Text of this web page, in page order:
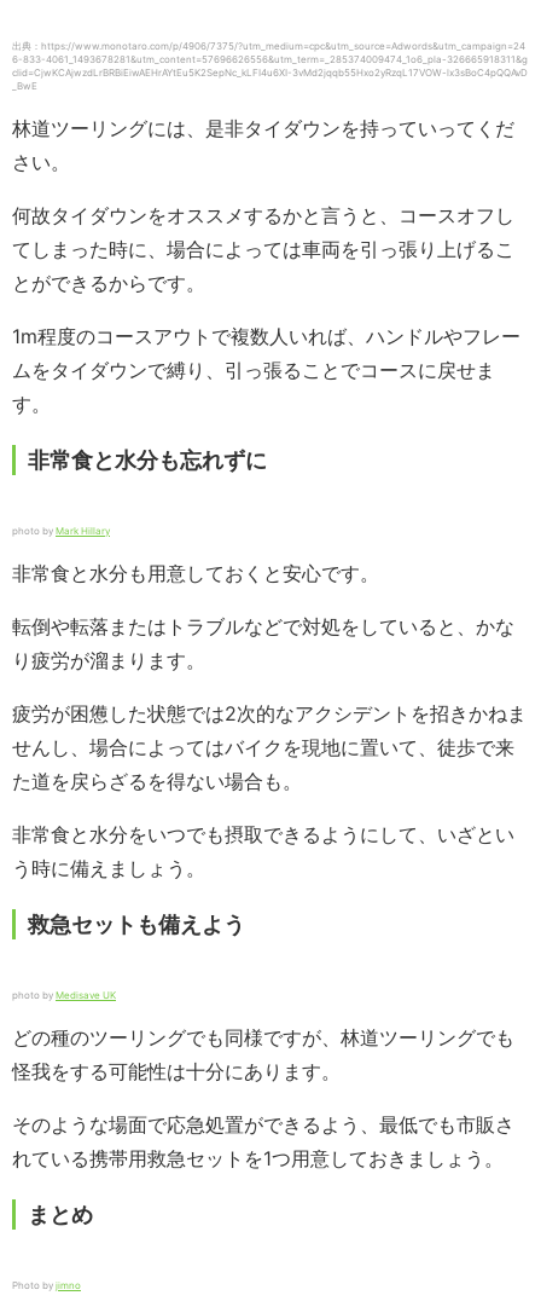
出典：https://www.monotaro.com/p/4906/7375/?utm_medium=cpc&utm_source=Adwords&utm_campaign=24
6-833-4061_1493678281&utm_content=57696626556&utm_term=_285374009474_1o6_pla-326665918311&g
clid=CjwKCAjwzdLrBRBiEiwAEHrAYtEu5K2SepNc_kLFI4u6XI-3vMd2jqqb55Hxo2yRzqL17VOW-lx3sBoC4pQQAvD
_BwE
林道ツーリングには、是非タイダウンを持っていってくだ
さい。
何故タイダウンをオススメするかと言うと、コースオフし
てしまった時に、場合によっては車両を引っ張り上げるこ
とができるからです。
1m程度のコースアウトで複数人いれば、ハンドルやフレー
ムをタイダウンで縛り、引っ張ることでコースに戻せま
す。
非常食と水分も忘れずに
photo by Mark Hillary
非常食と水分も用意しておくと安心です。
転倒や転落またはトラブルなどで対処をしていると、かな
り疲労が溜まります。
疲労が困憊した状態では2次的なアクシデントを招きかねま
せんし、場合によってはバイクを現地に置いて、徒歩で来
た道を戻らざるを得ない場合も。
非常食と水分をいつでも摂取できるようにして、いざとい
う時に備えましょう。
救急セットも備えよう
photo by Medisave UK
どの種のツーリングでも同様ですが、林道ツーリングでも
怪我をする可能性は十分にあります。
そのような場面で応急処置ができるよう、最低でも市販さ
れている携帯用救急セットを1つ用意しておきましょう。
まとめ
Photo by jimno